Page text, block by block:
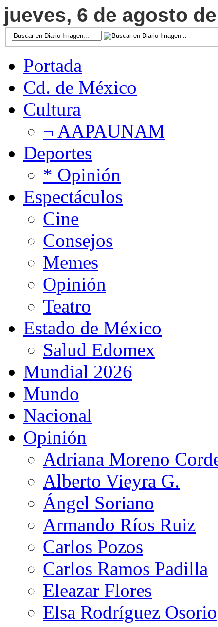
jueves, 6 de agosto
Portada
Cd. de México
Cultura
¬ AAPAUNAM
Deportes
* Opinión
Espectáculos
Cine
Consejos
Memes
Opinión
Teatro
Estado de México
Salud Edomex
Mundial 2026
Mundo
Nacional
Opinión
Adriana Moreno
Alberto Vieyra G.
Ángel Soriano
Armando Ríos Ruiz
Carlos Pozos
Carlos Ramos Padilla
Eleazar Flores
Elsa Rodríguez Osorio